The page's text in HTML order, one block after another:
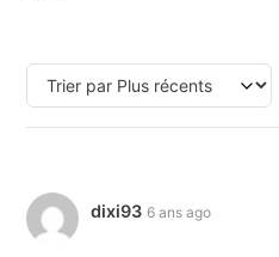
dixi93 6 ans ago